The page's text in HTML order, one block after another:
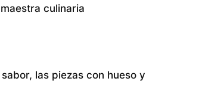
culinaria
las piezas con hueso y